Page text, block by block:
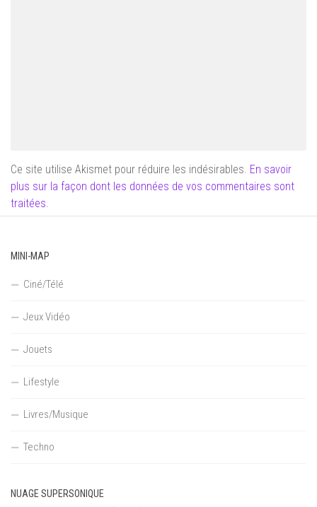
Ce site utilise Akismet pour réduire les indésirables. En savoir
plus sur la façon dont les données de vos commentaires sont
traitées.
MINI-MAP
Ciné/Télé
Jeux Vidéo
Jouets
Lifestyle
Livres/Musique
Techno
NUAGE SUPERSONIQUE